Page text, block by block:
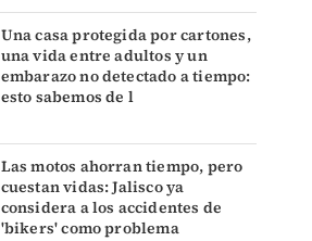
Una casa protegida por cartones,
una vida entre adultos y un
embarazo no detectado a tiempo:
esto sabemos de l
Las motos ahorran tiempo, pero
cuestan vidas: Jalisco ya
considera a los accidentes de
'bikers' como problema